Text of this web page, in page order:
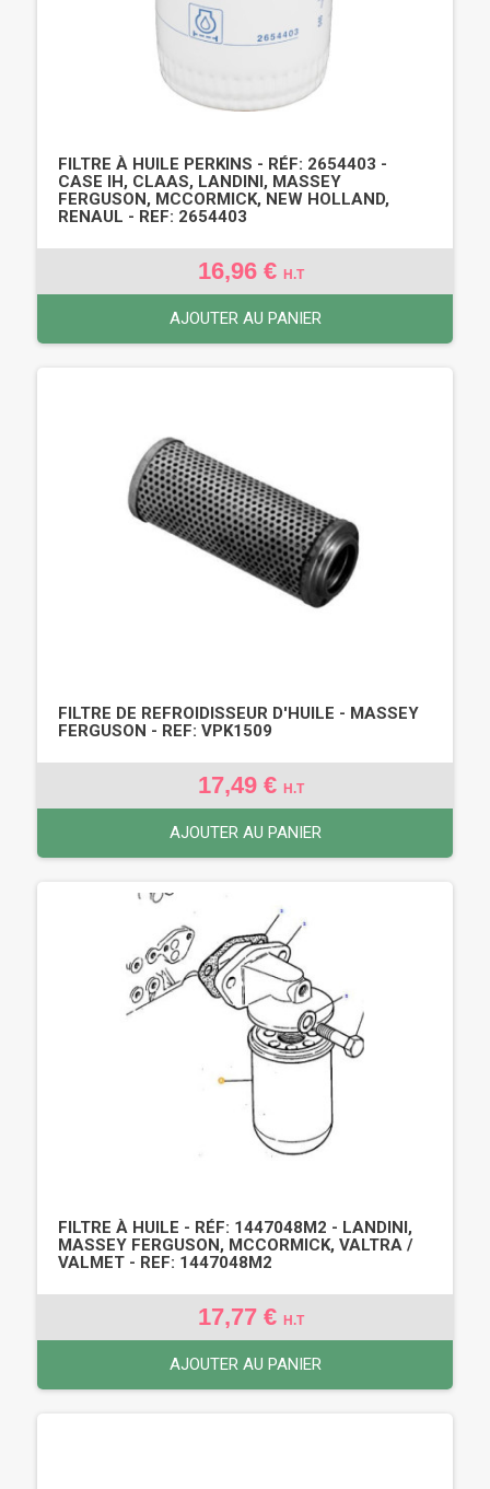
FILTRE À HUILE PERKINS - RÉF: 2654403 -
CASE IH, CLAAS, LANDINI, MASSEY
FERGUSON, MCCORMICK, NEW HOLLAND,
RENAUL - REF: 2654403
16,96 € H.T
AJOUTER AU PANIER
FILTRE DE REFROIDISSEUR D'HUILE - MASSEY
FERGUSON - REF: VPK1509
17,49 € H.T
AJOUTER AU PANIER
FILTRE À HUILE - RÉF: 1447048M2 - LANDINI,
MASSEY FERGUSON, MCCORMICK, VALTRA /
VALMET - REF: 1447048M2
17,77 € H.T
AJOUTER AU PANIER